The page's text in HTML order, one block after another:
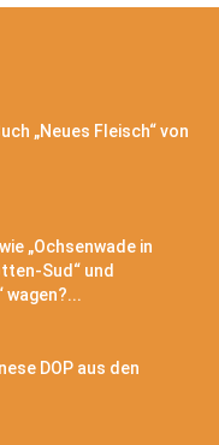
„Neues Fleisch“ von
„Ochsenwade in
Sud“ und
wagen?...
DOP aus den